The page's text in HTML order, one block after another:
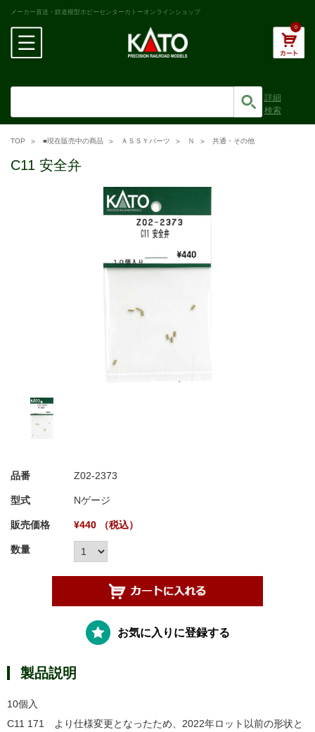
メーカー直送・鉄道模型ホビーセンターカトーオンラインショップ
0
詳細
検索
TOP ■現在販売中の商品 ＡＳＳＹパーツ Ｎ 共通・その他
C11 安全弁
品番 Z02-2373
型式 Nゲージ
販売価格 ¥440 （税込）
数量
お気に入りに登録する
製品説明
10個入
C11 171 より仕様変更となったため、2022年ロット以前の形状と